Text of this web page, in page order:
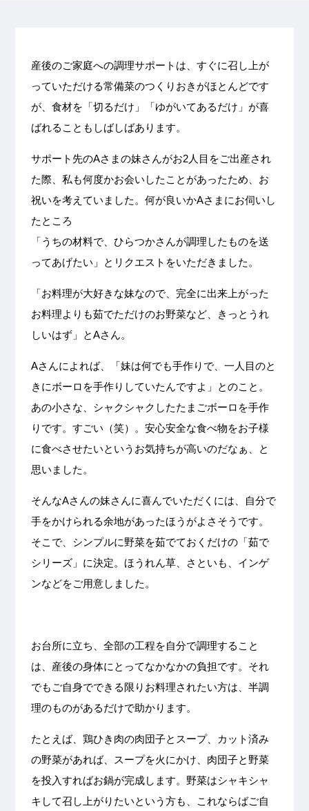
産後のご家庭への調理サポートは、すぐに召し上が
っていただける常備菜のつくりおきがほとんどです
が、食材を「切るだけ」「ゆがいてあるだけ」が喜
ばれることもしばしばあります。
サポート先のAさまの妹さんがお2人目をご出産され
た際、私も何度かお会いしたことがあったため、お
祝いを考えていました。何が良いかAさまにお伺いし
たところ
「うちの材料で、ひらつかさんが調理したものを送
ってあげたい」とリクエストをいただきました。
「お料理が大好きな妹なので、完全に出来上がった
お料理よりも茹でただけのお野菜など、きっとうれ
しいはず」とAさん。
Aさんによれば、「妹は何でも手作りで、一人目のと
きにボーロを手作りしていたんですよ」とのこと。
あの小さな、シャクシャクしたたまごボーロを手作
りです。すごい（笑）。安心安全な食べ物をお子様
に食べさせたいというお気持ちが高いのだなぁ、と
思いました。
そんなAさんの妹さんに喜んでいただくには、自分で
手をかけられる余地があったほうがよさそうです。
そこで、シンプルに野菜を茹でておくだけの「茹で
シリーズ」に決定。ほうれん草、さといも、インゲ
ンなどをご用意しました。
お台所に立ち、全部の工程を自分で調理すること
は、産後の身体にとってなかなかの負担です。それ
でもご自身でできる限りお料理されたい方は、半調
理のものがあるだけで助かります。
たとえば、鶏ひき肉の肉団子とスープ、カット済み
の野菜があれば、スープを火にかけ、肉団子と野菜
を投入すればお鍋が完成します。野菜はシャキシャ
キして召し上がりたいという方も、これならばご自